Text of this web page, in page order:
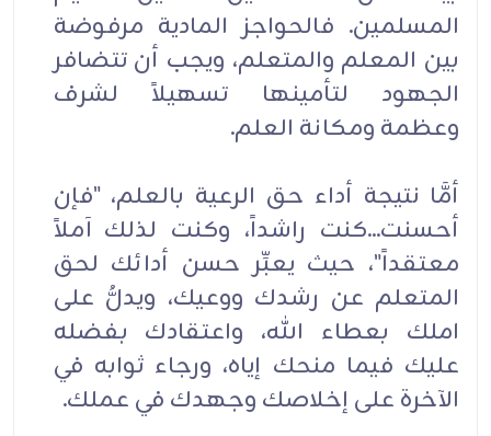
المسلمين. فالحواجز المادية مرفوضة
بين المعلم والمتعلم، ويجب أن تتضافر
الجهود لتأمينها تسهيلاً لشرف
وعظمة ومكانة العلم.
أمَّا نتيجة أداء حق الرعية بالعلم، "فإن
أحسنت...كنت راشداً، وكنت لذلك آملاً
معتقداً"، حيث يعبِّر حسن أدائك لحق
المتعلم عن رشدك ووعيك، ويدلُّ على
املك بعطاء الله، واعتقادك بفضله
عليك فيما منحك إياه، ورجاء ثوابه في
الآخرة على إخلاصك وجهدك في عملك.